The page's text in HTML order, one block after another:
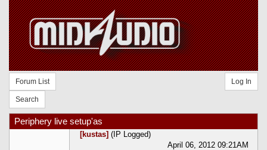
Forum List
Search
Log In
Periphery live setup'as
[kustas] (IP Logged)
April 06, 2012 09:21AM